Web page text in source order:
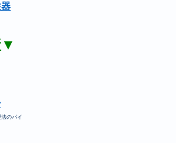
▼
のパイ